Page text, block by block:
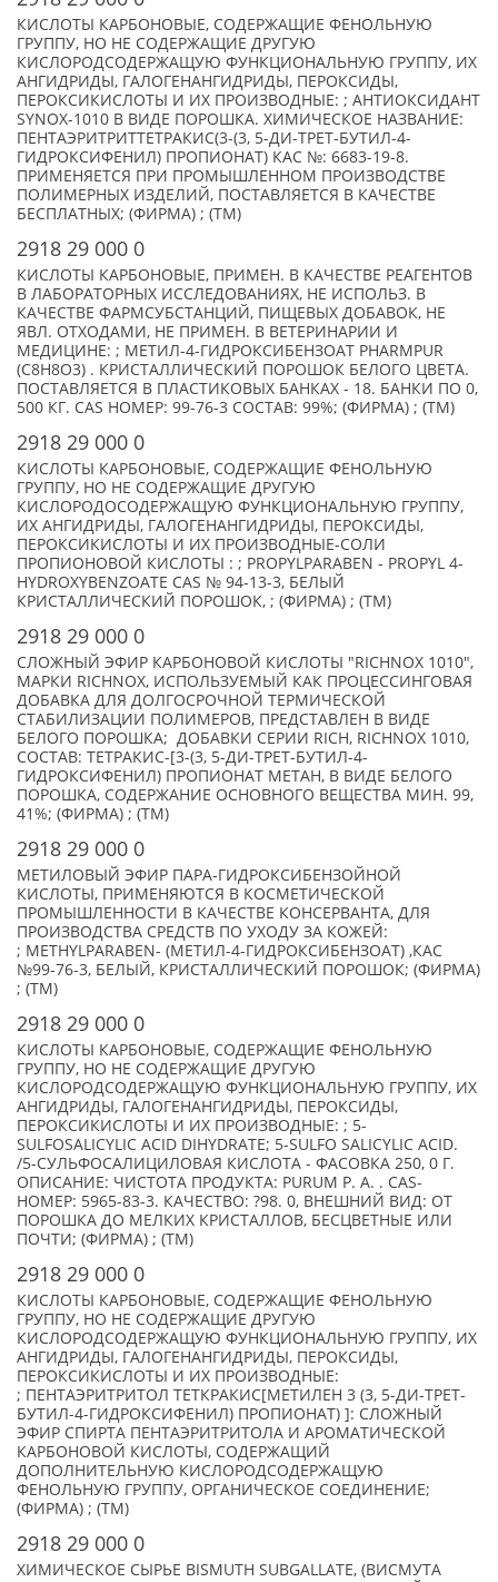
КИСЛОТЫ КАРБОНОВЫЕ, СОДЕРЖАЩИЕ ФЕНОЛЬНУЮ
ГРУППУ, НО НЕ СОДЕРЖАЩИЕ ДРУГУЮ
КИСЛОРОДСОДЕРЖАЩУЮ ФУНКЦИОНАЛЬНУЮ ГРУППУ, ИХ
АНГИДРИДЫ, ГАЛОГЕНАНГИДРИДЫ, ПЕРОКСИДЫ,
ПЕРОКСИКИСЛОТЫ И ИХ ПРОИЗВОДНЫЕ: ; АНТИОКСИДАНТ
SYNOX-1010 В ВИДЕ ПОРОШКА. ХИМИЧЕСКОЕ НАЗВАНИЕ:
ПЕНТАЭРИТРИТТЕТРАКИС(3-(3, 5-ДИ-ТРЕТ-БУТИЛ-4-
ГИДРОКСИФЕНИЛ) ПРОПИОНАТ) КАС №: 6683-19-8.
ПРИМЕНЯЕТСЯ ПРИ ПРОМЫШЛЕННОМ ПРОИЗВОДСТВЕ
ПОЛИМЕРНЫХ ИЗДЕЛИЙ, ПОСТАВЛЯЕТСЯ В КАЧЕСТВЕ
БЕСПЛАТНЫХ; (ФИРМА) ; (TM)
2918 29 000 0
КИСЛОТЫ КАРБОНОВЫЕ, ПРИМЕН. В КАЧЕСТВЕ РЕАГЕНТОВ
В ЛАБОРАТОРНЫХ ИССЛЕДОВАНИЯХ, НЕ ИСПОЛЬЗ. В
КАЧЕСТВЕ ФАРМСУБСТАНЦИЙ, ПИЩЕВЫХ ДОБАВОК, НЕ
ЯВЛ. ОТХОДАМИ, НЕ ПРИМЕН. В ВЕТЕРИНАРИИ И
МЕДИЦИНЕ: ; МЕТИЛ-4-ГИДРОКСИБЕНЗОАТ PHARMPUR
(C8H8O3) . КРИСТАЛЛИЧЕСКИЙ ПОРОШОК БЕЛОГО ЦВЕТА.
ПОСТАВЛЯЕТСЯ В ПЛАСТИКОВЫХ БАНКАХ - 18. БАНКИ ПО 0,
500 КГ. CAS НОМЕР: 99-76-3 СОСТАВ: 99%; (ФИРМА) ; (TM)
2918 29 000 0
КИСЛОТЫ КАРБОНОВЫЕ, СОДЕРЖАЩИЕ ФЕНОЛЬНУЮ
ГРУППУ, НО НЕ СОДЕРЖАЩИЕ ДРУГУЮ
КИСЛОРОДОСОДЕРЖАЩУЮ ФУНКЦИОНАЛЬНУЮ ГРУППУ,
ИХ АНГИДРИДЫ, ГАЛОГЕНАНГИДРИДЫ, ПЕРОКСИДЫ,
ПЕРОКСИКИСЛОТЫ И ИХ ПРОИЗВОДНЫЕ-СОЛИ
ПРОПИОНОВОЙ КИСЛОТЫ : ; PROPYLPARABEN - PROPYL 4-
HYDROXYBENZOATE CAS № 94-13-3, БЕЛЫЙ
КРИСТАЛЛИЧЕСКИЙ ПОРОШОК, ; (ФИРМА) ; (TM)
2918 29 000 0
СЛОЖНЫЙ ЭФИР КАРБОНОВОЙ КИСЛОТЫ "RICHNOX 1010",
МАРКИ RICHNOX, ИСПОЛЬЗУЕМЫЙ КАК ПРОЦЕССИНГОВАЯ
ДОБАВКА ДЛЯ ДОЛГОСРОЧНОЙ ТЕРМИЧЕСКОЙ
СТАБИЛИЗАЦИИ ПОЛИМЕРОВ, ПРЕДСТАВЛЕН В ВИДЕ
БЕЛОГО ПОРОШКА; ДОБАВКИ СЕРИИ RICH, RICHNOX 1010,
СОСТАВ: ТЕТРАКИС-[3-(3, 5-ДИ-ТРЕТ-БУТИЛ-4-
ГИДРОКСИФЕНИЛ) ПРОПИОНАТ МЕТАН, В ВИДЕ БЕЛОГО
ПОРОШКА, СОДЕРЖАНИЕ ОСНОВНОГО ВЕЩЕСТВА МИН. 99,
41%; (ФИРМА) ; (TM)
2918 29 000 0
МЕТИЛОВЫЙ ЭФИР ПАРА-ГИДРОКСИБЕНЗОЙНОЙ
КИСЛОТЫ, ПРИМЕНЯЮТСЯ В КОСМЕТИЧЕСКОЙ
ПРОМЫШЛЕННОСТИ В КАЧЕСТВЕ КОНСЕРВАНТА, ДЛЯ
ПРОИЗВОДСТВА СРЕДСТВ ПО УХОДУ ЗА КОЖЕЙ:
; METHYLPARABEN- (МЕТИЛ-4-ГИДРОКСИБЕНЗОАТ) ,КАС
№99-76-3, БЕЛЫЙ, КРИСТАЛЛИЧЕСКИЙ ПОРОШОК; (ФИРМА)
; (TM)
2918 29 000 0
КИСЛОТЫ КАРБОНОВЫЕ, СОДЕРЖАЩИЕ ФЕНОЛЬНУЮ
ГРУППУ, НО НЕ СОДЕРЖАЩИЕ ДРУГУЮ
КИСЛОРОДСОДЕРЖАЩУЮ ФУНКЦИОНАЛЬНУЮ ГРУППУ, ИХ
АНГИДРИДЫ, ГАЛОГЕНАНГИДРИДЫ, ПЕРОКСИДЫ,
ПЕРОКСИКИСЛОТЫ И ИХ ПРОИЗВОДНЫЕ: ; 5-
SULFOSALICYLIC ACID DIHYDRATE; 5-SULFO SALICYLIC ACID.
/5-СУЛЬФОСАЛИЦИЛОВАЯ КИСЛОТА - ФАСОВКА 250, 0 Г.
ОПИСАНИЕ: ЧИСТОТА ПРОДУКТА: PURUM P. A. . CAS-
НОМЕР: 5965-83-3. КАЧЕСТВО: ?98. 0, ВНЕШНИЙ ВИД: ОТ
ПОРОШКА ДО МЕЛКИХ КРИСТАЛЛОВ, БЕСЦВЕТНЫЕ ИЛИ
ПОЧТИ; (ФИРМА) ; (TM)
2918 29 000 0
КИСЛОТЫ КАРБОНОВЫЕ, СОДЕРЖАЩИЕ ФЕНОЛЬНУЮ
ГРУППУ, НО НЕ СОДЕРЖАЩИЕ ДРУГУЮ
КИСЛОРОДСОДЕРЖАЩУЮ ФУНКЦИОНАЛЬНУЮ ГРУППУ, ИХ
АНГИДРИДЫ, ГАЛОГЕНАНГИДРИДЫ, ПЕРОКСИДЫ,
ПЕРОКСИКИСЛОТЫ И ИХ ПРОИЗВОДНЫЕ:
; ПЕНТАЭРИТРИТОЛ ТЕТКРАКИС[МЕТИЛЕН 3 (3, 5-ДИ-ТРЕТ-
БУТИЛ-4-ГИДРОКСИФЕНИЛ) ПРОПИОНАТ) ]: СЛОЖНЫЙ
ЭФИР СПИРТА ПЕНТАЭРИТРИТОЛА И АРОМАТИЧЕСКОЙ
КАРБОНОВОЙ КИСЛОТЫ, СОДЕРЖАЩИЙ
ДОПОЛНИТЕЛЬНУЮ КИСЛОРОДСОДЕРЖАЩУЮ
ФЕНОЛЬНУЮ ГРУППУ, ОРГАНИЧЕСКОЕ СОЕДИНЕНИЕ;
(ФИРМА) ; (TM)
2918 29 000 0
ХИМИЧЕСКОЕ СЫРЬЕ BISMUTH SUBGALLATE, (ВИСМУТА